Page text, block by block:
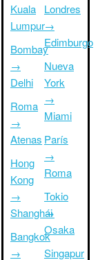
Kuala
Lumpur
Bombay
→
Delhi
Roma
→
Atenas
Hong
Kong
→
Shanghái
Bangkok
→
Londres
→
Edimburgo
Nueva
York
→
Miami
París
→
Roma
Tokio
→
Osaka
Singapur